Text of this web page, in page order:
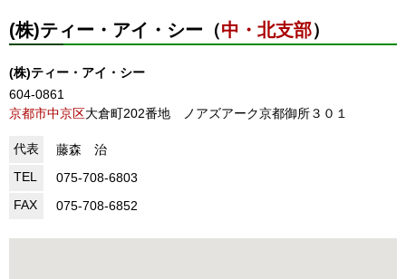
(株)ティー・アイ・シー（中・北支部）
(株)ティー・アイ・シー
604-0861
京都市中京区大倉町202番地 ノアズアーク京都御所３０１
代表
藤森 治
TEL
075-708-6803
FAX
075-708-6852